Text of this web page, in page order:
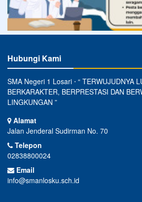
Hubungi Kami
SMA Negeri 1 Losari ⋅ “ TERWUJUDNYA
BERKARAKTER, BERPRESTASI DAN
LINGKUNGAN ”
Alamat
Jalan Jenderal Sudirman No. 70
Telepon
02838800024
Email
info@smanlosku.sch.id